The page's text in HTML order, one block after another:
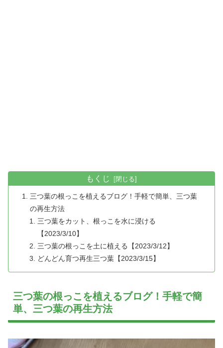
もくじ
三つ葉の根っこを植えるブログ！手軽で簡単、三つ葉
の再生方法
三つ葉をカット、根っこを水に浸ける
【2023/3/10】
三つ葉の根っこを土に植える【2023/3/12】
どんどん育つ再生三つ葉【2023/3/15】
三つ葉の根っこを植えるブログ！手軽で簡
単、三つ葉の再生方法